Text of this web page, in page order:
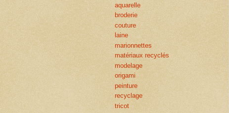
aquarelle
broderie
couture
laine
marionnettes
matériaux recyclés
modelage
origami
peinture
recyclage
tricot